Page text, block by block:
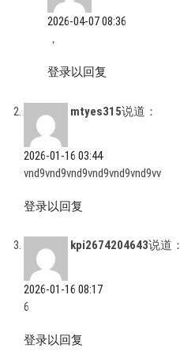
2026-04-07 08:36
，
登录以回复
mtyes315说道：
2026-01-16 03:44
vnd9vnd9vnd9vnd9vnd9vnd9vv
登录以回复
kpi2674204643说道：
2026-01-16 08:17
6
登录以回复